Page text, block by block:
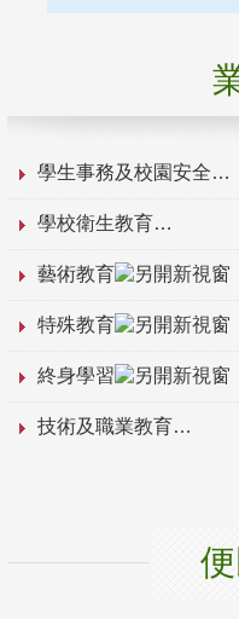
學生事務及校園安全
學校衛生教育
藝術教育
特殊教育
終身學習
技術及職業教育